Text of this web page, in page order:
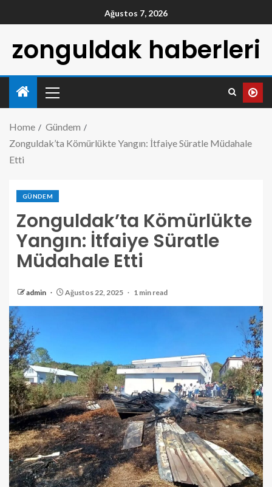
Ağustos 7, 2026
zonguldak haberleri
Home
Gündem
Zonguldak’ta Kömürlükte Yangın: İtfaiye Süratle Müdahale
Etti
GÜNDEM
Zonguldak’ta Kömürlükte
Yangın: İtfaiye Süratle
Müdahale Etti
admin Ağustos 22, 2025 1 min read